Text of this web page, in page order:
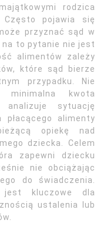
rodzica
Często pojawia się
przyznać sąd w
na to pytanie nie jest
alimentów zależy
które sąd bierze
przypadku. Nie
minimalna kwota
analizuje sytuację
alimenty
opiekę nad
dziecka. Celem
zapewni dziecku
nie obciążając
do świadczenia.
jest kluczowe dla
ustalenia lub